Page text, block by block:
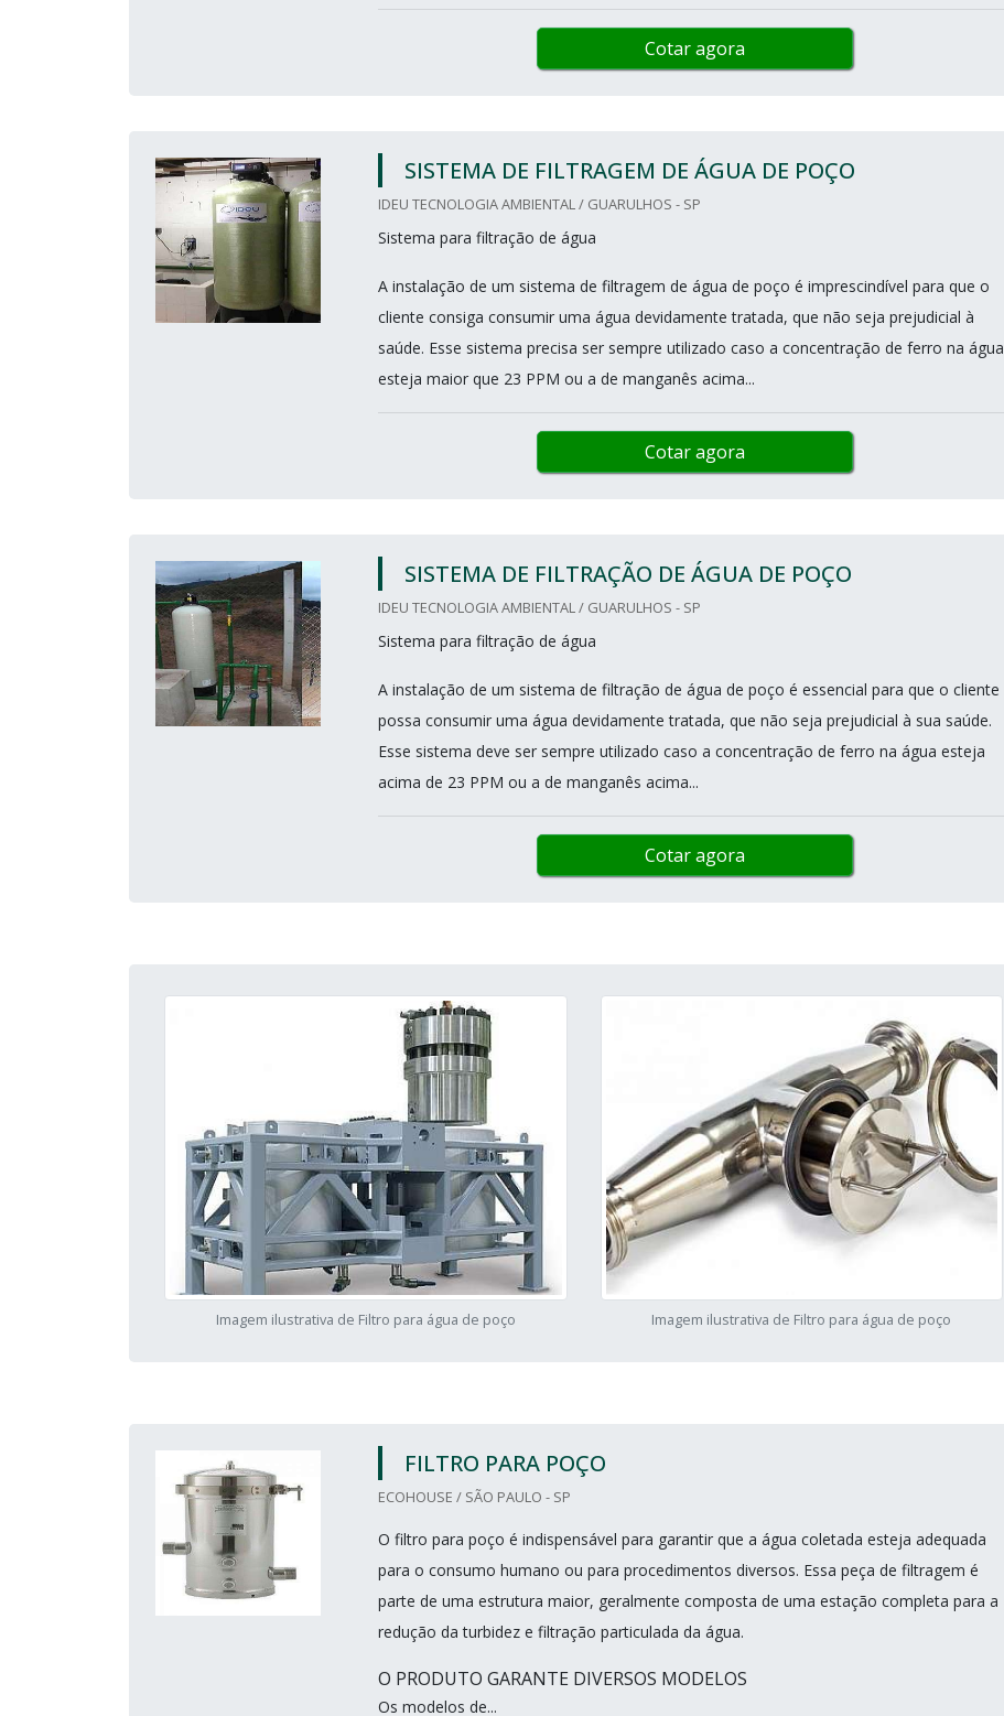
Cotar agora
SISTEMA DE FILTRAGEM DE ÁGUA DE POÇO
IDEU TECNOLOGIA AMBIENTAL / GUARULHOS - SP
Sistema para filtração de água
A instalação de um sistema de filtragem de água de poço é imprescindível para que o
cliente consiga consumir uma água devidamente tratada, que não seja prejudicial à
saúde. Esse sistema precisa ser sempre utilizado caso a concentração de ferro na água
esteja maior que 23 PPM ou a de manganês acima...
Cotar agora
SISTEMA DE FILTRAÇÃO DE ÁGUA DE POÇO
IDEU TECNOLOGIA AMBIENTAL / GUARULHOS - SP
Sistema para filtração de água
A instalação de um sistema de filtração de água de poço é essencial para que o cliente
possa consumir uma água devidamente tratada, que não seja prejudicial à sua saúde.
Esse sistema deve ser sempre utilizado caso a concentração de ferro na água esteja
acima de 23 PPM ou a de manganês acima...
Cotar agora
Imagem ilustrativa de Filtro para água de poço Imagem ilustrativa de Filtro para água de poço
FILTRO PARA POÇO
ECOHOUSE / SÃO PAULO - SP
O filtro para poço é indispensável para garantir que a água coletada esteja adequada
para o consumo humano ou para procedimentos diversos. Essa peça de filtragem é
parte de uma estrutura maior, geralmente composta de uma estação completa para a
redução da turbidez e filtração particulada da água.
O PRODUTO GARANTE DIVERSOS MODELOS
Os modelos de...